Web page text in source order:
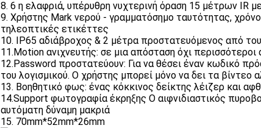
8. 6 η ελαφριά, υπέρυθρη νυχτερινή όραση 15 μέτρων IR
9. Χρήστης Mark νερού - γραμματόσημο ταυτότητας,
τηλεοπτικές ετικέττες
10. IP65 αδιάβροχος & 2 μέτρα προστατευόμενος από
11.Motion ανιχνευτής: σε μια απόσταση όχι
12.Password προστατεύουν: Για να θέσει έναν κωδικό
του λογισμικού. Ο χρήστης μπορεί μόνο να δει τα βίντεο
13. Βοηθητικό φως: ένας κόκκινος δείκτης λέιζερ και
14.Support φωτογραφία έκρηξης Ο αιφνιδιαστικός
αυτόματη δύναμη μακριά
15. 70mm*52mm*26mm